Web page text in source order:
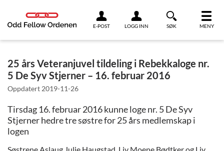
E-POST LOGG INN SØK MENY
25 års Veteranjuvel tildeling i Rebekkaloge nr.
5 De Syv Stjerner – 16. februar 2016
Oppdatert 2019-11-26
Tirsdag 16. februar 2016 kunne loge nr. 5 De Syv
Stjerner hedre tre søstre for 25 års medlemskap i
logen
Søstrene Aslaug Julie Haugstad, Liv Moene Bødtker og Liv